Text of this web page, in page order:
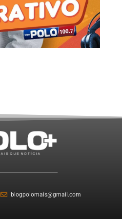
blogpolomais@gmail.com